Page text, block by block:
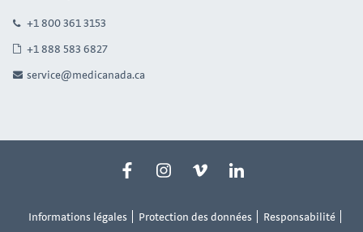
+1 800 361 3153
+1 888 583 6827
service@medicanada.ca
Informations légales Protection des données Responsabilité